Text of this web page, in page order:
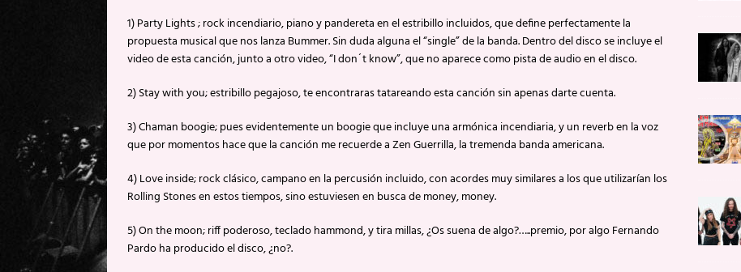
1) Party Lights ; rock incendiario, piano y pandereta en el estribillo incluidos, que define perfectamente la
propuesta musical que nos lanza Bummer. Sin duda alguna el “single” de la banda. Dentro del disco se incluye el
video de esta canción, junto a otro video, “I don´t know”, que no aparece como pista de audio en el disco.
2) Stay with you; estribillo pegajoso, te encontraras tatareando esta canción sin apenas darte cuenta.
3) Chaman boogie; pues evidentemente un boogie que incluye una armónica incendiaria, y un reverb en la voz
que por momentos hace que la canción me recuerde a Zen Guerrilla, la tremenda banda americana.
4) Love inside; rock clásico, campano en la percusión incluido, con acordes muy similares a los que utilizarían los
Rolling Stones en estos tiempos, sino estuviesen en busca de money, money.
5) On the moon; riff poderoso, teclado hammond, y tira millas, ¿Os suena de algo?…..premio, por algo Fernando
Pardo ha producido el disco, ¿no?.